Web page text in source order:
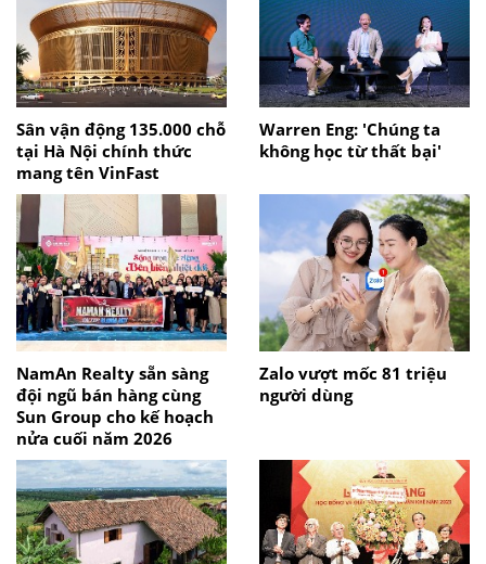
Sân vận động 135.000 chỗ
tại Hà Nội chính thức
mang tên VinFast
Warren Eng: 'Chúng ta
không học từ thất bại'
NamAn Realty sẵn sàng
đội ngũ bán hàng cùng
Sun Group cho kế hoạch
nửa cuối năm 2026
Zalo vượt mốc 81 triệu
người dùng